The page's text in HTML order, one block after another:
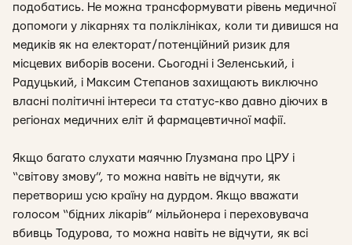
подобатись. Не можна трансформувати рівень медичної
допомоги у лікарнях та поліклініках, коли ти дивишся на
медиків як на електорат/потенційний ризик для
місцевих виборів восени. Сьогодні і Зеленський, і
Радуцький, і Максим Степанов захищають виключно
власні політичні інтереси та статус-кво давно діючих в
регіонах медичних еліт й фармацевтичної мафії.
Якщо багато слухати маячню Глузмана про ЦРУ і
“світову змову”, то можна навіть не відчути, як
перетвориш усю країну на дурдом. Якщо вважати
голосом “бідних лікарів” мільйонера і переховувача
вбивць Тодурова, то можна навіть не відчути, як всі